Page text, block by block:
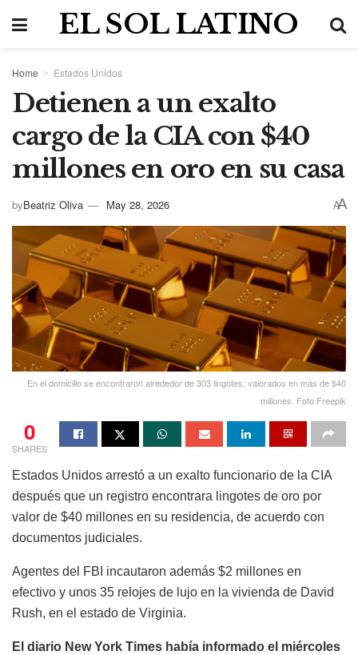
EL SOL LATINO
Home Estados Unidos
Detienen a un exalto
cargo de la CIA con $40
millones en oro en su casa
byBeatriz Oliva May 28, 2026 AA
En el domicilio se encontraron alrededor de 303 lingotes, valorados en más de $40
millones. Foto Freepik
0
SHARES
Estados Unidos arrestó a un exalto funcionario de la CIA
después que un registro encontrara lingotes de oro por
valor de $40 millones en su residencia, de acuerdo con
documentos judiciales.
Agentes del FBI incautaron además $2 millones en
efectivo y unos 35 relojes de lujo en la vivienda de David
Rush, en el estado de Virginia.
El diario New York Times había informado el miércoles